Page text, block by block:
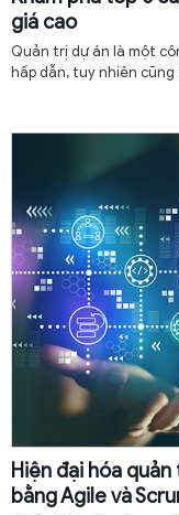
giá cao
Quản trị dự án là một
hấp dẫn, tuy nhiên
Hiện đại hóa
bằng Agile và